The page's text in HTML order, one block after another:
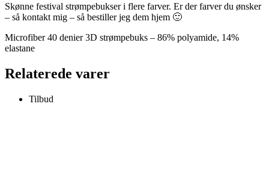
Skønne festival strømpebukser i flere farver. Er der farver du ønsker
– så kontakt mig – så bestiller jeg dem hjem 🙂
Microfiber 40 denier 3D strømpebuks – 86% polyamide, 14%
elastane
Relaterede varer
Tilbud